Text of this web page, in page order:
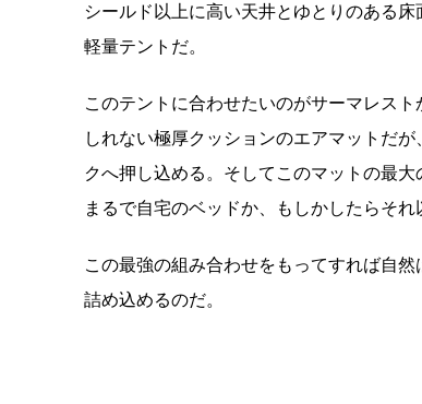
シールド以上に高い天井とゆとりのある
軽量テントだ。
このテントに合わせたいのがサーマレス
しれない極厚クッションのエアマットだ
クへ押し込める。そしてこのマットの最
まるで自宅のベッドか、もしかしたらそ
この最強の組み合わせをもってすれば自
詰め込めるのだ。